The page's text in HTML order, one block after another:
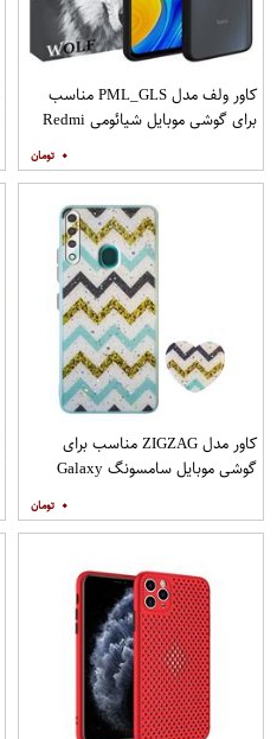
کاور ولف مدل PML_GLS مناسب
برای گوشی موبایل شیائومی Redmi
۰
کاور مدل ZIGZAG مناسب برای
گوشی موبایل سامسونگ Galaxy
۰